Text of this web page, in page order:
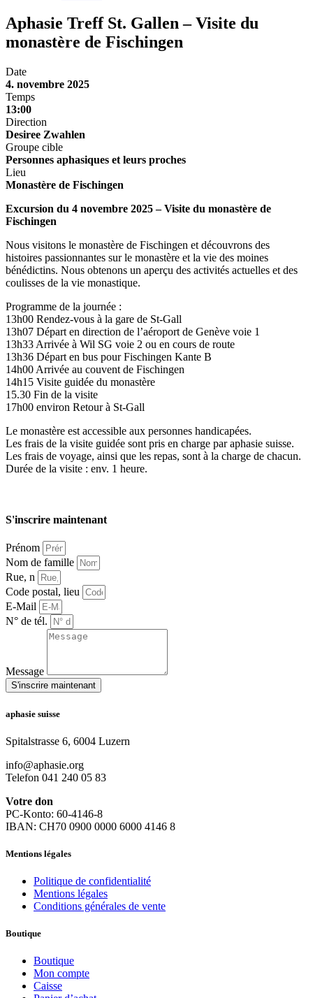
Aphasie Treff St. Gallen – Visite du
monastère de Fischingen
Date
4. novembre 2025
Temps
13:00
Direction
Desiree Zwahlen
Groupe cible
Personnes aphasiques et leurs proches
Lieu
Monastère de Fischingen
Excursion du 4 novembre 2025 – Visite du monastère de
Fischingen
Nous visitons le monastère de Fischingen et découvrons des
histoires passionnantes sur le monastère et la vie des moines
bénédictins. Nous obtenons un aperçu des activités actuelles et des
coulisses de la vie monastique.
Programme de la journée :
13h00 Rendez-vous à la gare de St-Gall
13h07 Départ en direction de l’aéroport de Genève voie 1
13h33 Arrivée à Wil SG voie 2 ou en cours de route
13h36 Départ en bus pour Fischingen Kante B
14h00 Arrivée au couvent de Fischingen
14h15 Visite guidée du monastère
15.30 Fin de la visite
17h00 environ Retour à St-Gall
Le monastère est accessible aux personnes handicapées.
Les frais de la visite guidée sont pris en charge par aphasie suisse.
Les frais de voyage, ainsi que les repas, sont à la charge de chacun.
Durée de la visite : env. 1 heure.
S'inscrire maintenant
Prénom
Nom de famille
Rue, n
Code postal, lieu
E-Mail
N° de tél.
Message
S'inscrire maintenant
aphasie suisse
Spitalstrasse 6, 6004 Luzern
info@aphasie.org
Telefon 041 240 05 83
Votre don
PC-Konto: 60-4146-8
IBAN: CH70 0900 0000 6000 4146 8
Mentions légales
Politique de confidentialité
Mentions légales
Conditions générales de vente
Boutique
Boutique
Mon compte
Caisse